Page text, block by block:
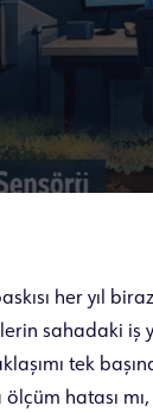
her yıl
sahadaki iş
tek
hatası